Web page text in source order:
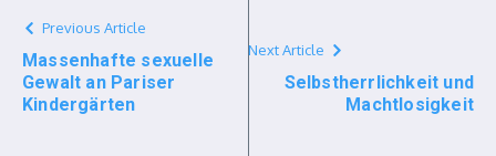
Previous Article
Massenhafte sexuelle
Gewalt an Pariser
Kindergärten
Next Article
Selbstherrlichkeit und
Machtlosigkeit